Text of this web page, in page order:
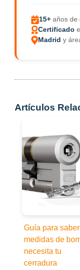
15+ años de
Certificado
Madrid y
Artículos
Guía para
medidas de
necesita tu
cerradura